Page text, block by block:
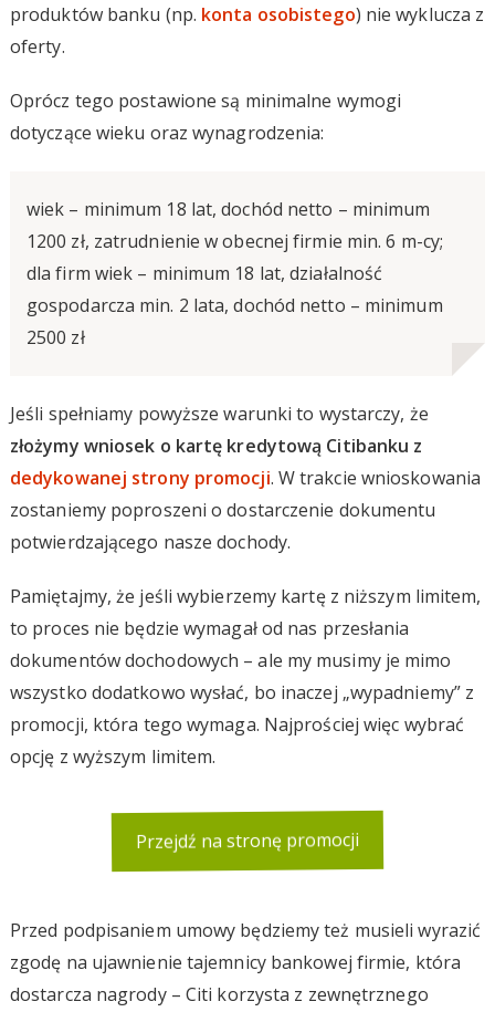
produktów banku (np. konta osobistego) nie wyklucza z
oferty.
Oprócz tego postawione są minimalne wymogi
dotyczące wieku oraz wynagrodzenia:
wiek – minimum 18 lat, dochód netto – minimum
1200 zł, zatrudnienie w obecnej firmie min. 6 m-cy;
dla firm wiek – minimum 18 lat, działalność
gospodarcza min. 2 lata, dochód netto – minimum
2500 zł
Jeśli spełniamy powyższe warunki to wystarczy, że
złożymy wniosek o kartę kredytową Citibanku z
dedykowanej strony promocji. W trakcie wnioskowania
zostaniemy poproszeni o dostarczenie dokumentu
potwierdzającego nasze dochody.
Pamiętajmy, że jeśli wybierzemy kartę z niższym limitem,
to proces nie będzie wymagał od nas przesłania
dokumentów dochodowych – ale my musimy je mimo
wszystko dodatkowo wysłać, bo inaczej „wypadniemy” z
promocji, która tego wymaga. Najprościej więc wybrać
opcję z wyższym limitem.
Przejdź na stronę promocji
Przed podpisaniem umowy będziemy też musieli wyrazić
zgodę na ujawnienie tajemnicy bankowej firmie, która
dostarcza nagrody – Citi korzysta z zewnętrznego